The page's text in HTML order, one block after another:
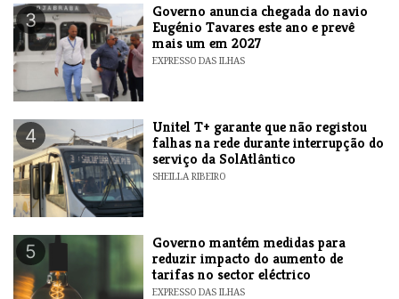
3
Governo anuncia chegada do navio
Eugénio Tavares este ano e prevê
mais um em 2027
EXPRESSO DAS ILHAS
4
Unitel T+ garante que não registou
falhas na rede durante interrupção do
serviço da SolAtlântico
SHEILLA RIBEIRO
5
Governo mantém medidas para
reduzir impacto do aumento de
tarifas no sector eléctrico
EXPRESSO DAS ILHAS